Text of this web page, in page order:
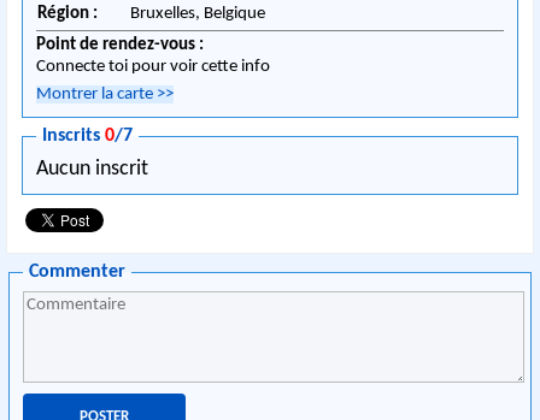
Région :
Bruxelles, Belgique
Point de rendez-vous :
Connecte toi pour voir cette info
Montrer la carte >>
Inscrits0/7
Aucun inscrit
Commenter